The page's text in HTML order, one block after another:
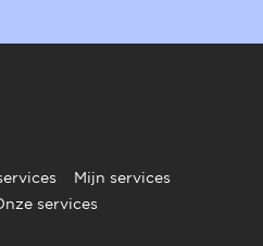
Mijn services
services